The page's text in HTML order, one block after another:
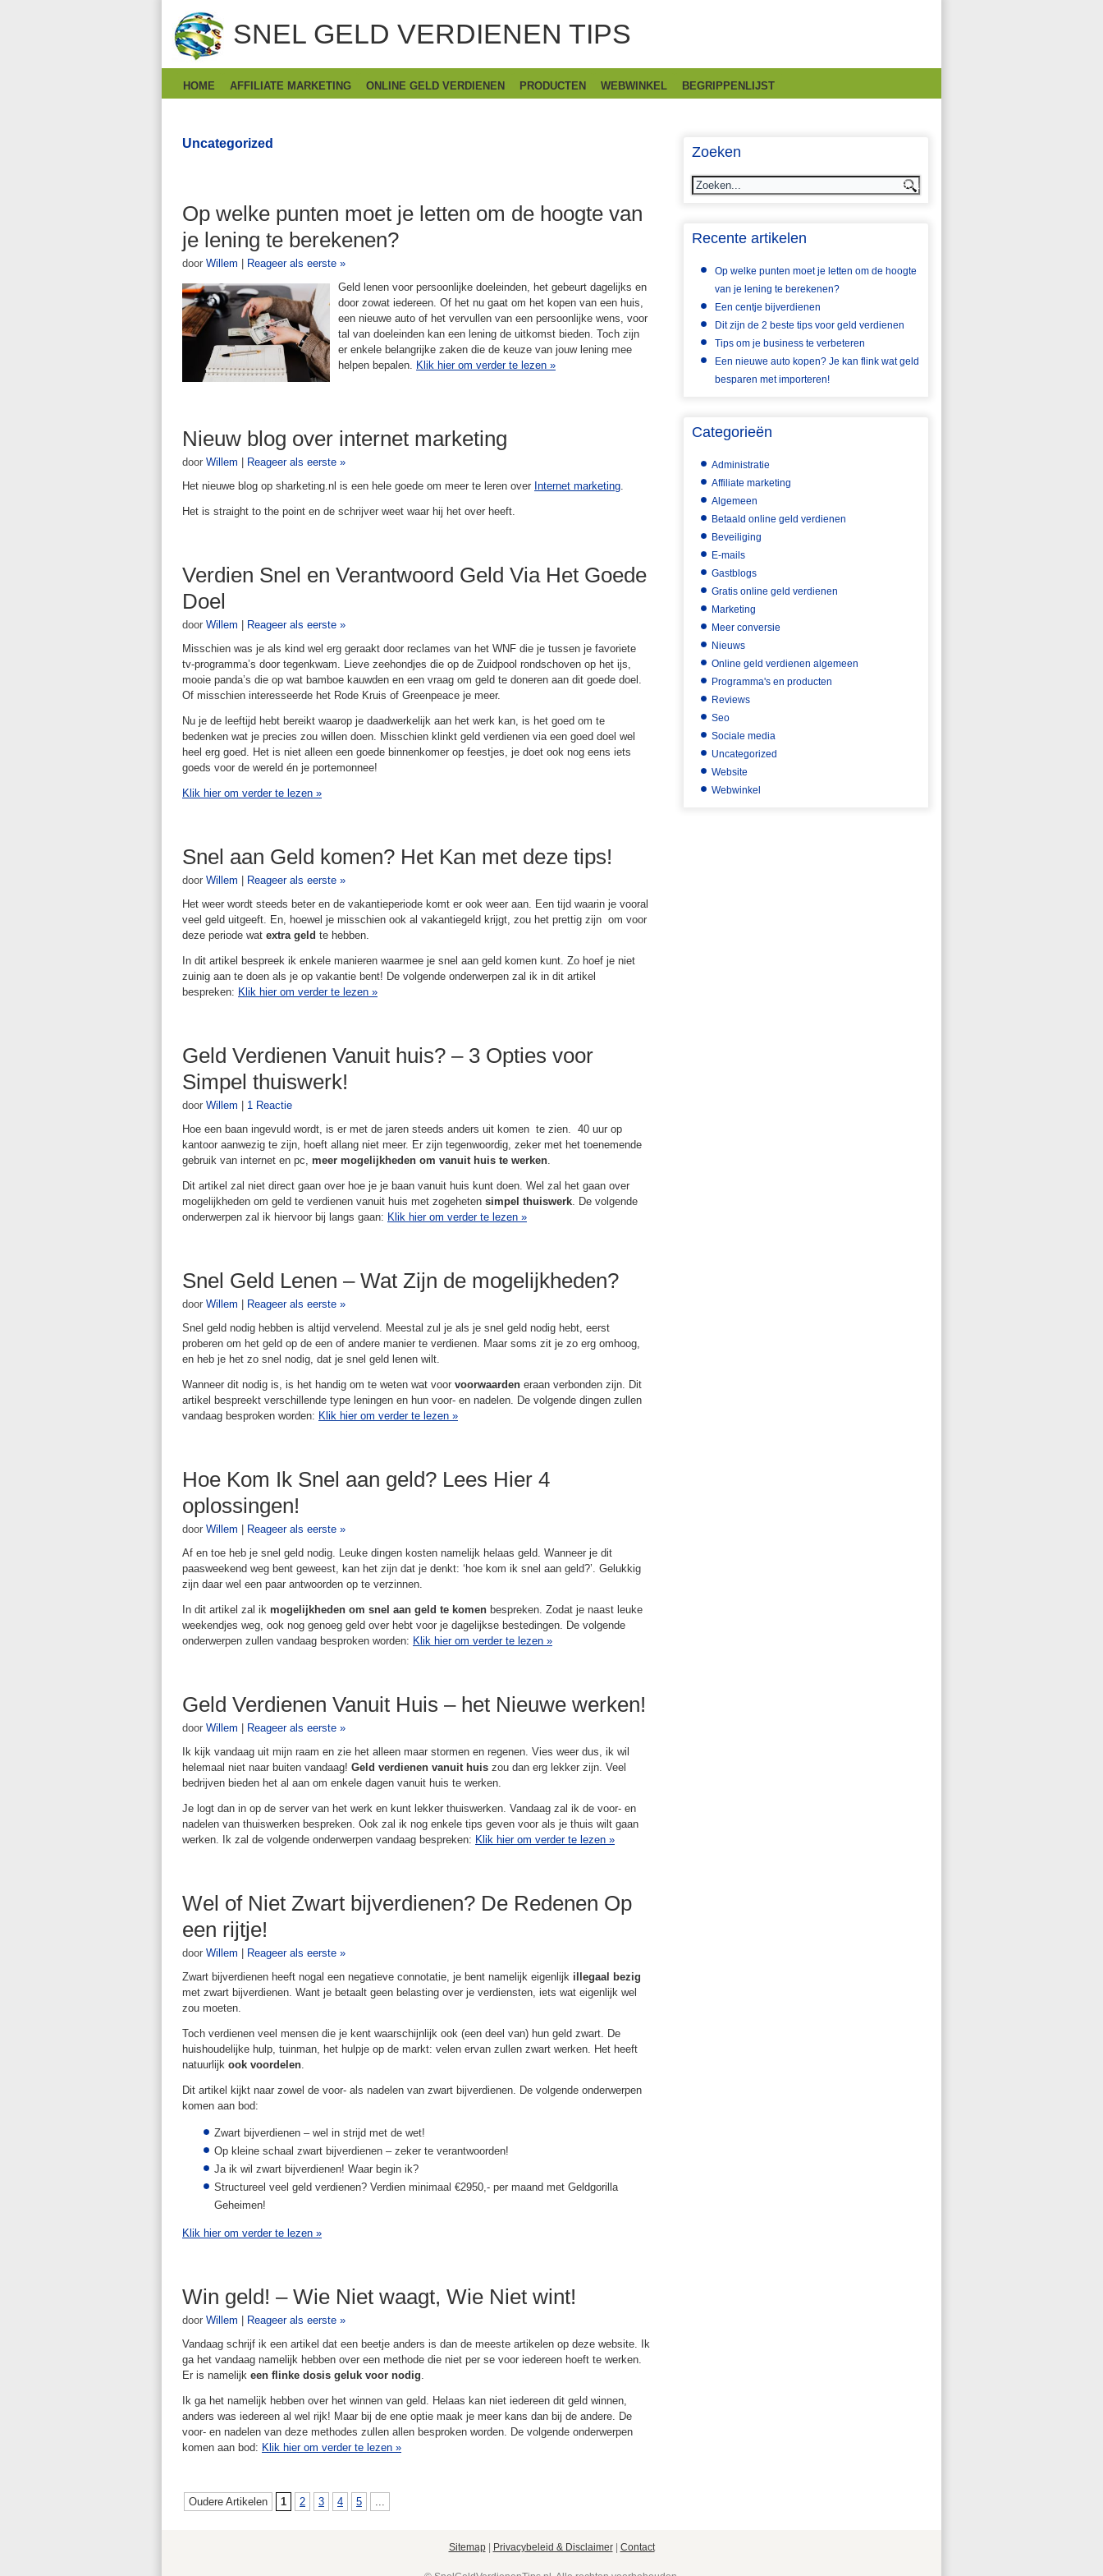
SNEL GELD VERDIENEN TIPS
HOME AFFILIATE MARKETING ONLINE GELD VERDIENEN PRODUCTEN WEBWINKEL BEGRIPPENLIJST
Uncategorized
Op welke punten moet je letten om de hoogte van
je lening te berekenen?
door Willem
Reageer als eerste »
Geld lenen voor persoonlijke doeleinden, het gebeurt dagelijks en
door zowat iedereen. Of het nu gaat om het kopen van een huis,
een nieuwe auto of het vervullen van een persoonlijke wens, voor
tal van doeleinden kan een lening de uitkomst bieden. Toch zijn
er enkele belangrijke zaken die de keuze van jouw lening mee
helpen bepalen. Klik hier om verder te lezen »
Nieuw blog over internet marketing
door Willem
Reageer als eerste »
Het nieuwe blog op sharketing.nl is een hele goede om meer te leren over Internet marketing.
Het is straight to the point en de schrijver weet waar hij het over heeft.
Verdien Snel en Verantwoord Geld Via Het Goede
Doel
door Willem
Reageer als eerste »
Misschien was je als kind wel erg geraakt door reclames van het WNF die je tussen je favoriete
tv-programma’s door tegenkwam. Lieve zeehondjes die op de Zuidpool rondschoven op het ijs,
mooie panda’s die op wat bamboe kauwden en een vraag om geld te doneren aan dit goede doel.
Of misschien interesseerde het Rode Kruis of Greenpeace je meer.
Nu je de leeftijd hebt bereikt waarop je daadwerkelijk aan het werk kan, is het goed om te
bedenken wat je precies zou willen doen. Misschien klinkt geld verdienen via een goed doel wel
heel erg goed. Het is niet alleen een goede binnenkomer op feestjes, je doet ook nog eens iets
goeds voor de wereld én je portemonnee!
Klik hier om verder te lezen »
Snel aan Geld komen? Het Kan met deze tips!
door Willem
Reageer als eerste »
Het weer wordt steeds beter en de vakantieperiode komt er ook weer aan. Een tijd waarin je vooral
veel geld uitgeeft. En, hoewel je misschien ook al vakantiegeld krijgt, zou het prettig zijn om voor
deze periode wat extra geld te hebben.
In dit artikel bespreek ik enkele manieren waarmee je snel aan geld komen kunt. Zo hoef je niet
zuinig aan te doen als je op vakantie bent! De volgende onderwerpen zal ik in dit artikel
bespreken: Klik hier om verder te lezen »
Geld Verdienen Vanuit huis? – 3 Opties voor
Simpel thuiswerk!
door Willem
1 Reactie
Hoe een baan ingevuld wordt, is er met de jaren steeds anders uit komen te zien. 40 uur op
kantoor aanwezig te zijn, hoeft allang niet meer. Er zijn tegenwoordig, zeker met het toenemende
gebruik van internet en pc, meer mogelijkheden om vanuit huis te werken.
Dit artikel zal niet direct gaan over hoe je je baan vanuit huis kunt doen. Wel zal het gaan over
mogelijkheden om geld te verdienen vanuit huis met zogeheten simpel thuiswerk. De volgende
onderwerpen zal ik hiervoor bij langs gaan: Klik hier om verder te lezen »
Snel Geld Lenen – Wat Zijn de mogelijkheden?
door Willem
Reageer als eerste »
Snel geld nodig hebben is altijd vervelend. Meestal zul je als je snel geld nodig hebt, eerst
proberen om het geld op de een of andere manier te verdienen. Maar soms zit je zo erg omhoog,
en heb je het zo snel nodig, dat je snel geld lenen wilt.
Wanneer dit nodig is, is het handig om te weten wat voor voorwaarden eraan verbonden zijn. Dit
artikel bespreekt verschillende type leningen en hun voor- en nadelen. De volgende dingen zullen
vandaag besproken worden: Klik hier om verder te lezen »
Hoe Kom Ik Snel aan geld? Lees Hier 4
oplossingen!
door Willem
Reageer als eerste »
Af en toe heb je snel geld nodig. Leuke dingen kosten namelijk helaas geld. Wanneer je dit
paasweekend weg bent geweest, kan het zijn dat je denkt: ‘hoe kom ik snel aan geld?’. Gelukkig
zijn daar wel een paar antwoorden op te verzinnen.
In dit artikel zal ik mogelijkheden om snel aan geld te komen bespreken. Zodat je naast leuke
weekendjes weg, ook nog genoeg geld over hebt voor je dagelijkse bestedingen. De volgende
onderwerpen zullen vandaag besproken worden: Klik hier om verder te lezen »
Geld Verdienen Vanuit Huis – het Nieuwe werken!
door Willem
Reageer als eerste »
Ik kijk vandaag uit mijn raam en zie het alleen maar stormen en regenen. Vies weer dus, ik wil
helemaal niet naar buiten vandaag! Geld verdienen vanuit huis zou dan erg lekker zijn. Veel
bedrijven bieden het al aan om enkele dagen vanuit huis te werken.
Je logt dan in op de server van het werk en kunt lekker thuiswerken. Vandaag zal ik de voor- en
nadelen van thuiswerken bespreken. Ook zal ik nog enkele tips geven voor als je thuis wilt gaan
werken. Ik zal de volgende onderwerpen vandaag bespreken: Klik hier om verder te lezen »
Wel of Niet Zwart bijverdienen? De Redenen Op
een rijtje!
door Willem
Reageer als eerste »
Zwart bijverdienen heeft nogal een negatieve connotatie, je bent namelijk eigenlijk illegaal bezig
met zwart bijverdienen. Want je betaalt geen belasting over je verdiensten, iets wat eigenlijk wel
zou moeten.
Toch verdienen veel mensen die je kent waarschijnlijk ook (een deel van) hun geld zwart. De
huishoudelijke hulp, tuinman, het hulpje op de markt: velen ervan zullen zwart werken. Het heeft
natuurlijk ook voordelen.
Dit artikel kijkt naar zowel de voor- als nadelen van zwart bijverdienen. De volgende onderwerpen
komen aan bod:
Zwart bijverdienen – wel in strijd met de wet!
Op kleine schaal zwart bijverdienen – zeker te verantwoorden!
Ja ik wil zwart bijverdienen! Waar begin ik?
Structureel veel geld verdienen? Verdien minimaal €2950,- per maand met Geldgorilla
Geheimen!
Klik hier om verder te lezen »
Win geld! – Wie Niet waagt, Wie Niet wint!
door Willem
Reageer als eerste »
Vandaag schrijf ik een artikel dat een beetje anders is dan de meeste artikelen op deze website. Ik
ga het vandaag namelijk hebben over een methode die niet per se voor iedereen hoeft te werken.
Er is namelijk een flinke dosis geluk voor nodig.
Ik ga het namelijk hebben over het winnen van geld. Helaas kan niet iedereen dit geld winnen,
anders was iedereen al wel rijk! Maar bij de ene optie maak je meer kans dan bij de andere. De
voor- en nadelen van deze methodes zullen allen besproken worden. De volgende onderwerpen
komen aan bod: Klik hier om verder te lezen »
Oudere Artikelen 1 2 3 4 5 ...
Zoeken
Recente artikelen
Op welke punten moet je letten om de hoogte
van je lening te berekenen?
Een centje bijverdienen
Dit zijn de 2 beste tips voor geld verdienen
Tips om je business te verbeteren
Een nieuwe auto kopen? Je kan flink wat geld
besparen met importeren!
Categorieën
Administratie
Affiliate marketing
Algemeen
Betaald online geld verdienen
Beveiliging
E-mails
Gastblogs
Gratis online geld verdienen
Marketing
Meer conversie
Nieuws
Online geld verdienen algemeen
Programma's en producten
Reviews
Seo
Sociale media
Uncategorized
Website
Webwinkel
Sitemap| Privacybeleid & Disclaimer| Contact